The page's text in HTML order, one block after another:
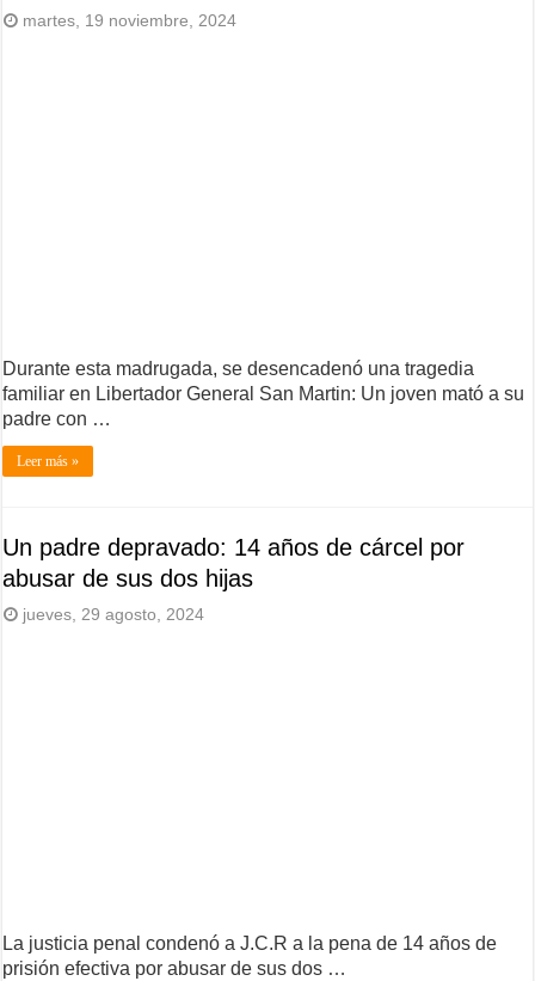
martes, 19 noviembre, 2024
Durante esta madrugada, se desencadenó una tragedia
familiar en Libertador General San Martin: Un joven mató a su
padre con …
Leer más »
Un padre depravado: 14 años de cárcel por
abusar de sus dos hijas
jueves, 29 agosto, 2024
La justicia penal condenó a J.C.R a la pena de 14 años de
prisión efectiva por abusar de sus dos …